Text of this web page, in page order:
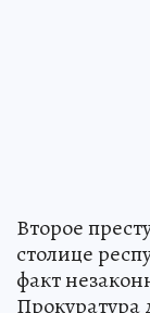
Второе
столице
факт
Прокуратура